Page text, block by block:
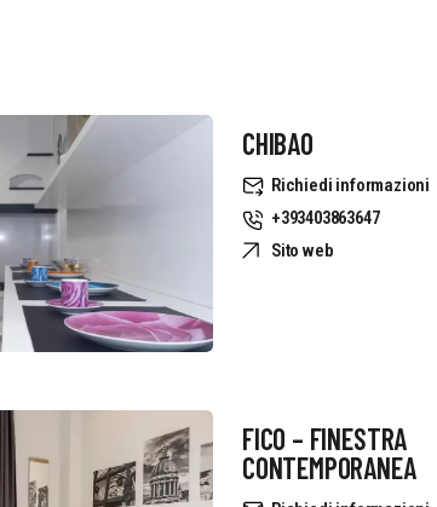
CHIBAO
Richiedi informazioni
+393403863647
Sito web
FICO – FINESTRA
CONTEMPORANEA